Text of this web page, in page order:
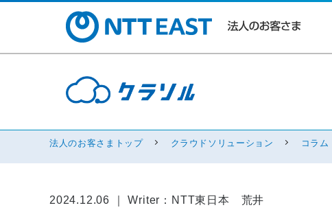
法人のお客さまトップ クラウドソリューション コラム
2024.12.06 ｜ Writer：NTT東日本 荒井